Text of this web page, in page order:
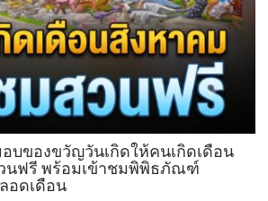
รส
เลิศ
ณ
แรม
เรดิ
ชาโต
เดอ
บของขวัญวันเกิดให้คนเกิดเดือน
นฟรี พร้อมเข้าชมพิพิธภัณฑ์
อดเดือน